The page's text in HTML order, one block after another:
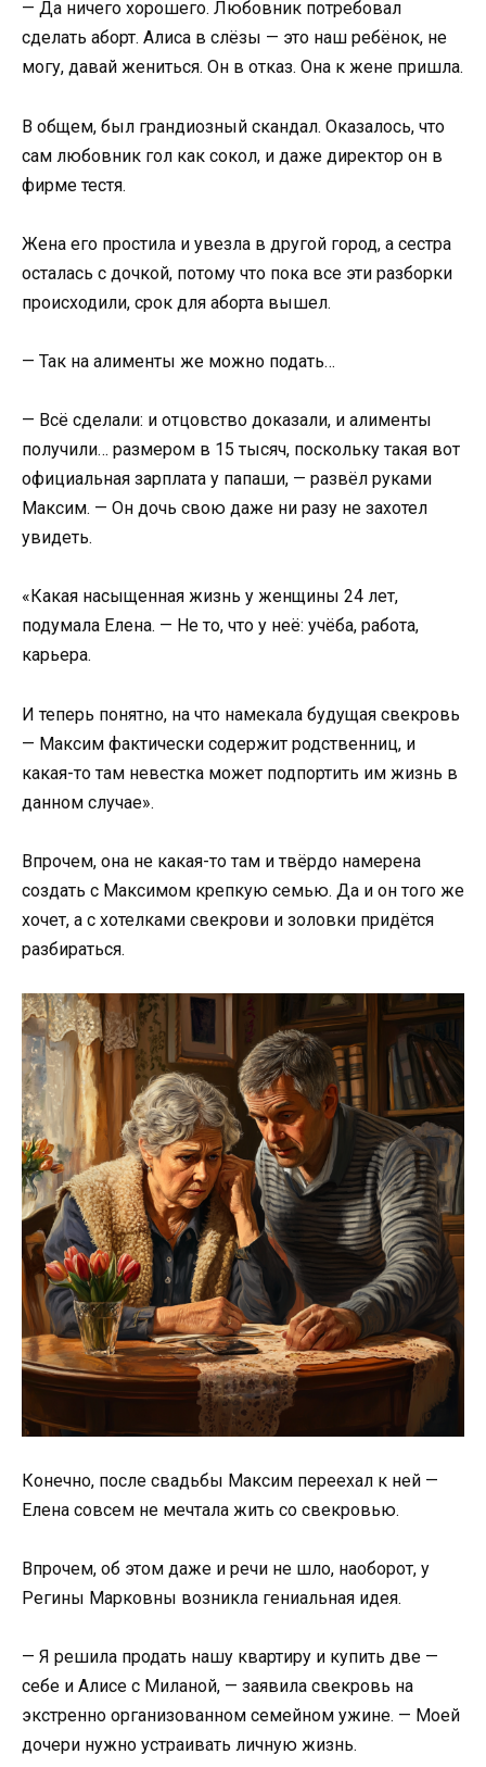
— Да ничего хорошего. Любовник потребовал
сделать аборт. Алиса в слёзы — это наш ребёнок, не
могу, давай жениться. Он в отказ. Она к жене пришла.
В общем, был грандиозный скандал. Оказалось, что
сам любовник гол как сокол, и даже директор он в
фирме тестя.
Жена его простила и увезла в другой город, а сестра
осталась с дочкой, потому что пока все эти разборки
происходили, срок для аборта вышел.
— Так на алименты же можно подать…
— Всё сделали: и отцовство доказали, и алименты
получили… размером в 15 тысяч, поскольку такая вот
официальная зарплата у папаши, — развёл руками
Максим. — Он дочь свою даже ни разу не захотел
увидеть.
«Какая насыщенная жизнь у женщины 24 лет,
подумала Елена. — Не то, что у неё: учёба, работа,
карьера.
И теперь понятно, на что намекала будущая свекровь
— Максим фактически содержит родственниц, и
какая-то там невестка может подпортить им жизнь в
данном случае».
Впрочем, она не какая-то там и твёрдо намерена
создать с Максимом крепкую семью. Да и он того же
хочет, а с хотелками свекрови и золовки придётся
разбираться.
Конечно, после свадьбы Максим переехал к ней —
Елена совсем не мечтала жить со свекровью.
Впрочем, об этом даже и речи не шло, наоборот, у
Регины Марковны возникла гениальная идея.
— Я решила продать нашу квартиру и купить две —
себе и Алисе с Миланой, — заявила свекровь на
экстренно организованном семейном ужине. — Моей
дочери нужно устраивать личную жизнь.